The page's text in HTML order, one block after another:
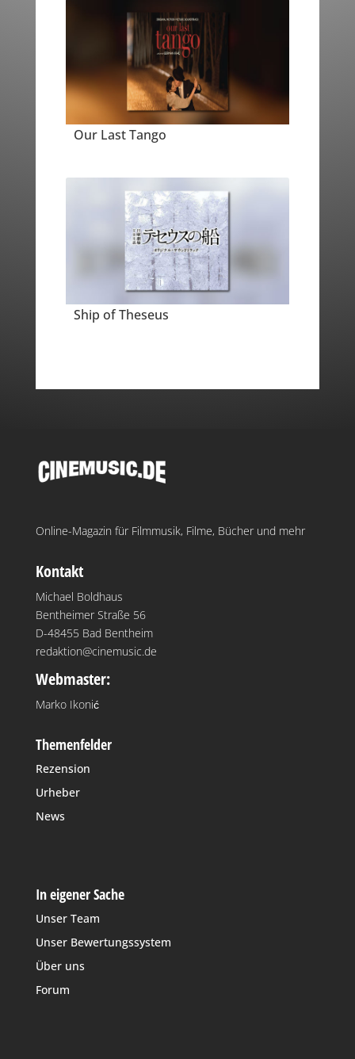
Our Last Tango
Ship of Theseus
Online-Magazin für Filmmusik, Filme, Bücher und mehr
Kontakt
Michael Boldhaus
Bentheimer Straße 56
D-48455 Bad Bentheim
redaktion@cinemusic.de
Webmaster:
Marko Ikonić
Themenfelder
Rezension
Urheber
News
In eigener Sache
Unser Team
Unser Bewertungssystem
Über uns
Forum